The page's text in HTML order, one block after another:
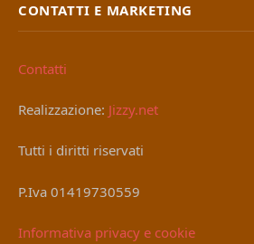
CONTATTI E MARKETING
Contatti
Realizzazione: Jizzy.net
Tutti i diritti riservati
P.Iva 01419730559
Informativa privacy e cookie